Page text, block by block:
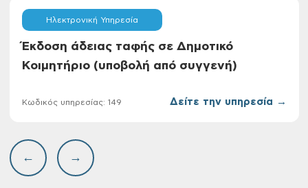
Ηλεκτρονική Υπηρεσία
Έκδοση άδειας ταφής σε Δημοτικό
Κοιμητήριο (υποβολή από συγγενή)
Κωδικός υπηρεσίας: 149 Δείτε την υπηρεσία →
← →